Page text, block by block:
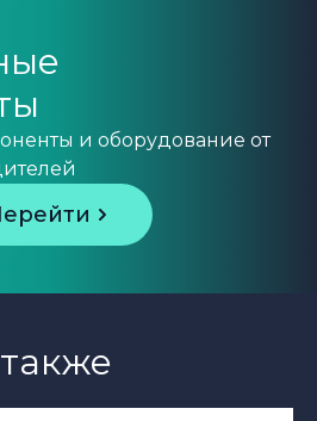
и оборудование от